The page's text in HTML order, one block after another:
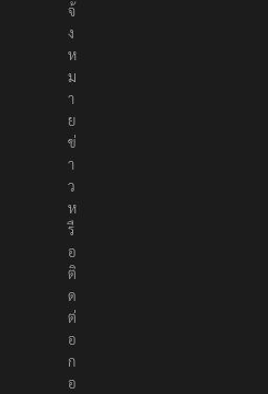
จ้
ง
ห
ม
า
ย
ข่
า
ว
ห
รื
อ
ติ
ด
ต่
อ
ก
อ